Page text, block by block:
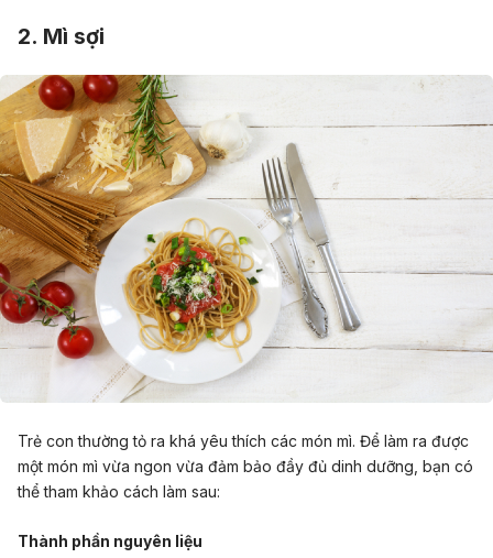
2. Mì sợi
Trẻ con thường tỏ ra khá yêu thích các món mì. Để làm ra được
một món mì vừa ngon vừa đảm bảo đầy đủ dinh dưỡng, bạn có
thể tham khảo cách làm sau:
Thành phần nguyên liệu